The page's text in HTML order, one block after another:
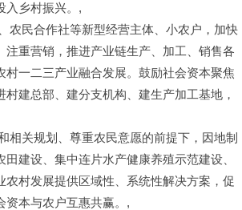
入乡村振兴。,
农民合作社等新型经营主体、小农户，加快
重营销，推进产业链生产、加工、销售各
一二三产业融合发展。鼓励社会资本聚焦
建总部、建分支机构、建生产加工基地，
相关规划、尊重农民意愿的前提下，因地制
建设、集中连片水产健康养殖示范建设、
村发展提供区域性、系统性解决方案，促
资本与农户互惠共赢。,